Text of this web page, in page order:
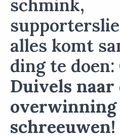
schmink,
alles komt
ding te doen:
Duivels naar
overwinning
schreeuwen!